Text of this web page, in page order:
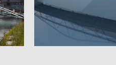
Houthavenbruggen